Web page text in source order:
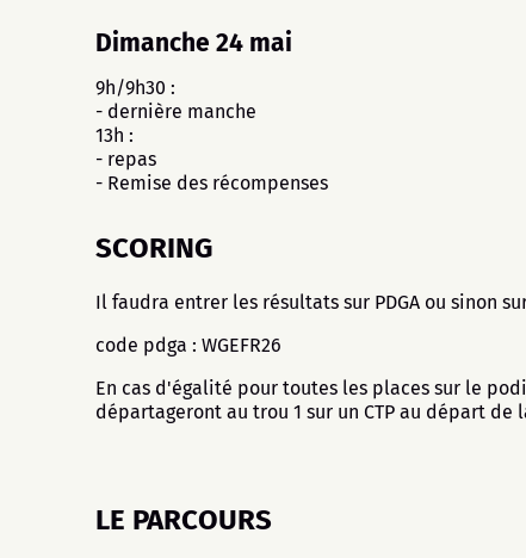
Dimanche 24 mai
9h/9h30 :
- dernière manche
13h :
- repas
- Remise des récompenses
SCORING
Il faudra entrer les résultats sur PDGA ou sinon
code pdga : WGEFR26
En cas d'égalité pour toutes les places sur le
départageront au trou 1 sur un CTP au départ de
LE PARCOURS